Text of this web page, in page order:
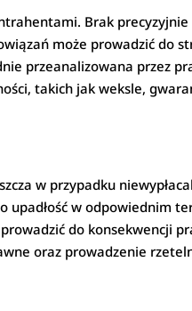
Brak
może prowadzić do
przeanalizowana przez
takich jak weksle,
w przypadku
upadłość w odpowiednim
do konsekwencji
oraz prowadzenie